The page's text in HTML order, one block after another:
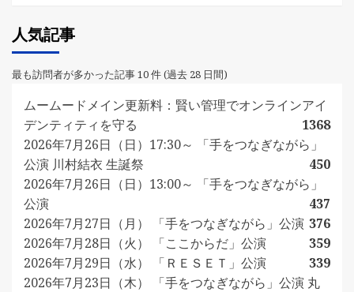
人気記事
最も訪問者が多かった記事 10 件 (過去 28 日間)
ムームードメイン更新料：賢い管理でオンラインアイ
デンティティを守る
1368
2026年7月26日（日）17:30～ 「手をつなぎながら」
公演 川村結衣 生誕祭
450
2026年7月26日（日）13:00～ 「手をつなぎながら」
公演
437
2026年7月27日（月） 「手をつなぎながら」公演 376
2026年7月28日（火） 「ここからだ」公演
359
2026年7月29日（水） 「ＲＥＳＥＴ」公演
339
2026年7月23日（木） 「手をつなぎながら」公演 丸